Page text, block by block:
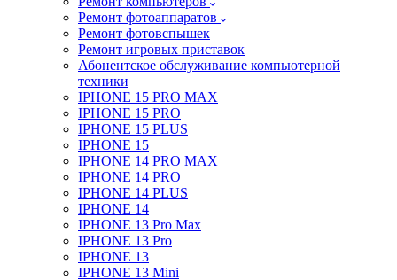
Ремонт фотоаппаратов
Ремонт фотовспышек
Ремонт игровых приставок
Абонентское обслуживание компьютерной
техники
IPHONE 15 PRO MAX
IPHONE 15 PRO
IPHONE 15 PLUS
IPHONE 15
IPHONE 14 PRO MAX
IPHONE 14 PRO
IPHONE 14 PLUS
IPHONE 14
IPHONE 13 Pro Max
IPHONE 13 Pro
IPHONE 13
IPHONE 13 Mini